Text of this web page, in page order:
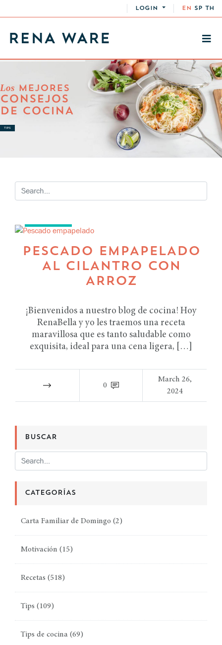
LOGIN EN SP TH
Los MEJORES
CONSEJOS
DE COCINA
TIPS
PESCADO EMPAPELADO
AL CILANTRO CON
ARROZ
¡Bienvenidos a nuestro blog de cocina! Hoy
RenaBella y yo les traemos una receta
maravillosa que es tanto saludable como
exquisita, ideal para una cena ligera, […]
0
March 26,
2024
BUSCAR
CATEGORÍAS
Carta Familiar de Domingo (2)
Motivación (15)
Recetas (518)
Tips (109)
Tips de cocina (69)